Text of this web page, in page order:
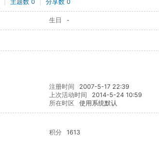
主题数 0 分享数 0
生日 -
注册时间
2007-5-17 22:39
上次活动时间
2014-5-24 10:59
所在时区 使用系统默认
积分
1613